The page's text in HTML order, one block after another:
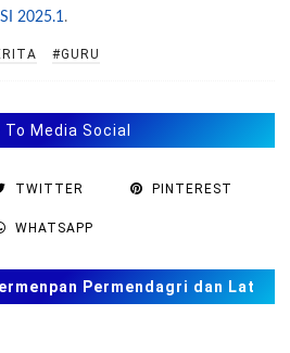
2025.1.
#GURU
To Media Social
TWITTER PINTEREST
WHATSAPP
Permendagri dan Lat